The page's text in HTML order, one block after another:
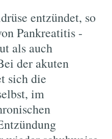
entzündet, so
Pankreatitis -
als auch
der akuten
sich die
im